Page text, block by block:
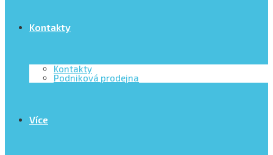
Kontakty
Kontakty
Podniková prodejna
Více